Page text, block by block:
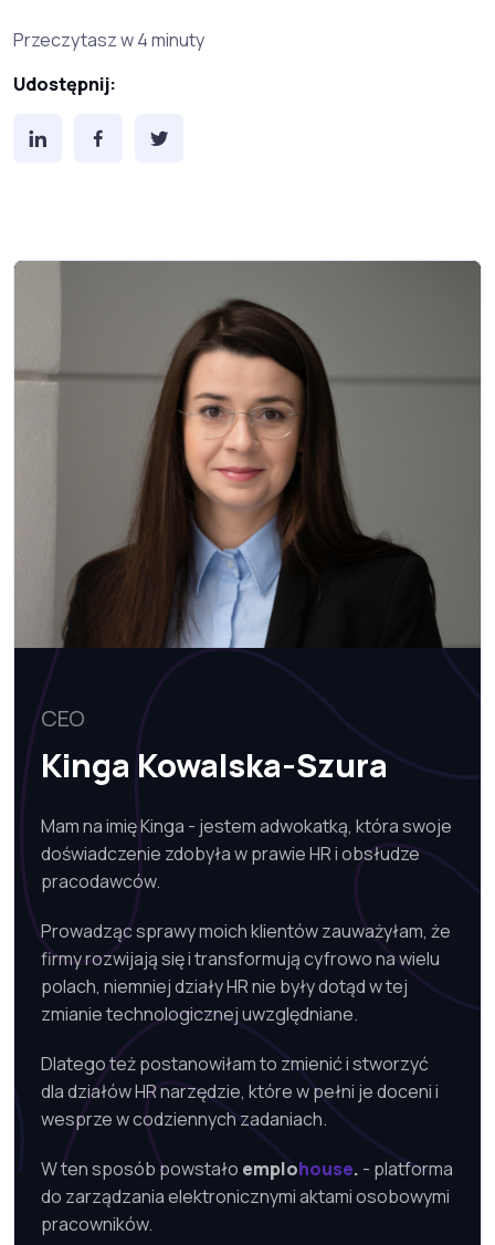
Przeczytasz w 4 minuty
Udostępnij:
CEO
Kinga Kowalska-Szura
Mam na imię Kinga - jestem adwokatką, która swoje
doświadczenie zdobyła w prawie HR i obsłudze
pracodawców.
Prowadząc sprawy moich klientów zauważyłam, że
firmy rozwijają się i transformują cyfrowo na wielu
polach, niemniej działy HR nie były dotąd w tej
zmianie technologicznej uwzględniane.
Dlatego też postanowiłam to zmienić i stworzyć
dla działów HR narzędzie, które w pełni je doceni i
wesprze w codziennych zadaniach.
W ten sposób powstało emplohouse - platforma
do zarządzania elektronicznymi aktami osobowymi
pracowników.